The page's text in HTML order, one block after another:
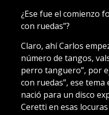
¿Ese fue el comienzo
con ruedas”?
Claro, ahí Carlos
número de tangos,
perro tanguero”, por
con ruedas”, ese
nació para un disco
Ceretti en esas